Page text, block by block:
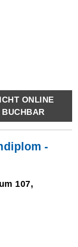
ONLINE
BUCHBAR
-
107,